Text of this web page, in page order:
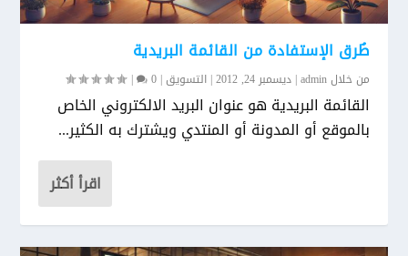
طُرق الإستفادة من القائمة البريدية
من خلالadmin
|ديسمبر 24, 2012 |التسويق |
0
|
القائمة البريدية هو عنوان البريد الالكتروني الخاص
بالموقع أو المدونة أو المنتدي ويشترك به الكثير...
اقرأ أكثر